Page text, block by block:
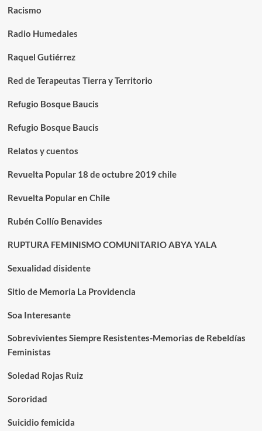
Racismo
Radio Humedales
Raquel Gutiérrez
Red de Terapeutas Tierra y Territorio
Refugio Bosque Baucis
Refugio Bosque Baucis
Relatos y cuentos
Revuelta Popular 18 de octubre 2019 chile
Revuelta Popular en Chile
Rubén Collío Benavides
RUPTURA FEMINISMO COMUNITARIO ABYA YALA
Sexualidad disidente
Sitio de Memoria La Providencia
Soa Interesante
Sobrevivientes Siempre Resistentes-Memorias de Rebeldías
Feministas
Soledad Rojas Ruiz
Sororidad
Suicidio femicida